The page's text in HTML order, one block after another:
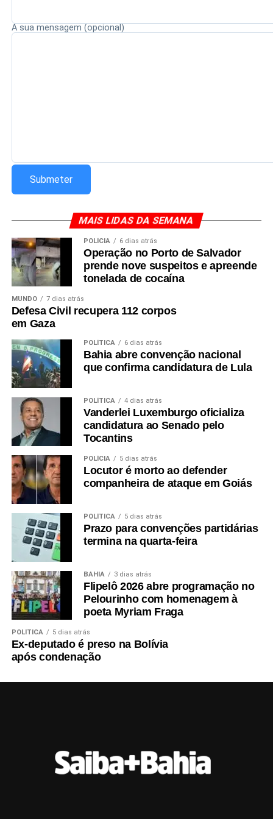
A sua mensagem (opcional)
MAIS LIDAS DA SEMANA
POLÍCIA 6 dias atrás
Operação no Porto de Salvador
prende nove suspeitos e apreende
tonelada de cocaína
MUNDO 7 dias atrás
Defesa Civil recupera 112 corpos
em Gaza
POLÍTICA 6 dias atrás
Bahia abre convenção nacional
que confirma candidatura de Lula
POLÍTICA 4 dias atrás
Vanderlei Luxemburgo oficializa
candidatura ao Senado pelo
Tocantins
POLÍCIA 5 dias atrás
Locutor é morto ao defender
companheira de ataque em Goiás
POLÍTICA 5 dias atrás
Prazo para convenções partidárias
termina na quarta-feira
BAHIA 3 dias atrás
Flipelô 2026 abre programação no
Pelourinho com homenagem à
poeta Myriam Fraga
POLÍTICA 5 dias atrás
Ex-deputado é preso na Bolívia
após condenação